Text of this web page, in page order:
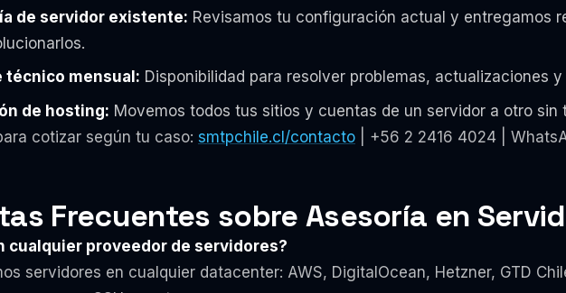
de servidor existente: Revisamos tu configuración actual y entregamos
técnico mensual: Disponibilidad para resolver problemas, actualizaciones
de hosting: Movemos todos tus sitios y cuentas de un servidor a otro sin
cotizar según tu caso: smtpchile.cl/contacto | +56 2 2416 4024 |
Frecuentes sobre Asesoría en
cualquier proveedor de servidores?
servidores en cualquier datacenter: AWS, DigitalOcean, Hetzner, GTD